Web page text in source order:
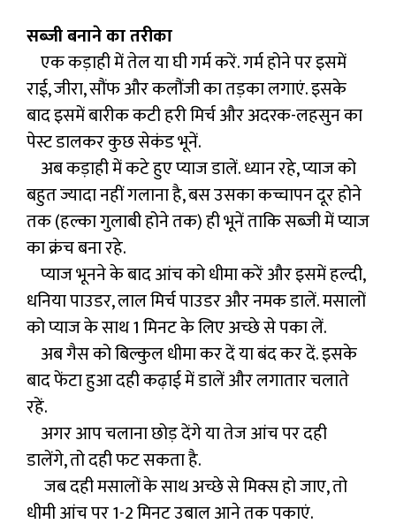
सब्जी बनाने का तरीका
एक कड़ाही में तेल या घी गर्म करें. गर्म होने पर इसमें
राई, जीरा, सौंफ और कलौंजी का तड़का लगाएं. इसके
बाद इसमें बारीक कटी हरी मिर्च और अदरक-लहसुन का
पेस्ट डालकर कुछ सेकंड भूनें.
अब कड़ाही में कटे हुए प्याज डालें. ध्यान रहे, प्याज को
बहुत ज्यादा नहीं गलाना है, बस उसका कच्चापन दूर होने
तक (हल्का गुलाबी होने तक) ही भूनें ताकि सब्जी में प्याज
का क्रंच बना रहे.
प्याज भूनने के बाद आंच को धीमा करें और इसमें हल्दी,
धनिया पाउडर, लाल मिर्च पाउडर और नमक डालें. मसालों
को प्याज के साथ 1 मिनट के लिए अच्छे से पका लें.
अब गैस को बिल्कुल धीमा कर दें या बंद कर दें. इसके
बाद फेंटा हुआ दही कढ़ाई में डालें और लगातार चलाते
रहें.
अगर आप चलाना छोड़ देंगे या तेज आंच पर दही
डालेंगे, तो दही फट सकता है.
जब दही मसालों के साथ अच्छे से मिक्स हो जाए, तो
धीमी आंच पर 1-2 मिनट उबाल आने तक पकाएं.